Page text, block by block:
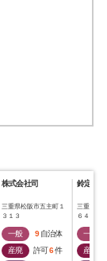
株式会社司
三重県松阪市五主町１
３１３
一般 9 自治体
産廃
許可6件
鈴定運
三重県松
６４８－
一般
産廃